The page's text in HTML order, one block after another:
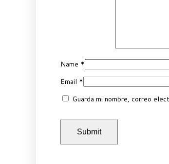
Name *
Email *
Guarda mi nombre, correo